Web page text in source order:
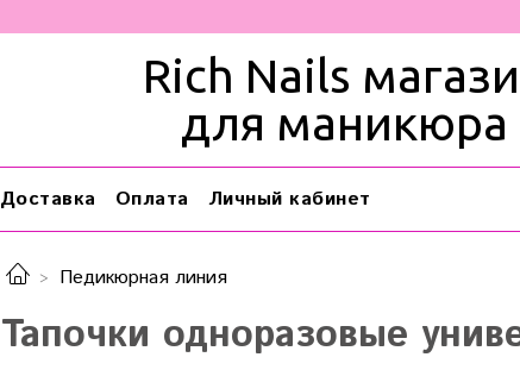
Rich Nails
для маникюра
Доставка Оплата Личный кабинет
Педикюрная линия
Тапочки одноразовые